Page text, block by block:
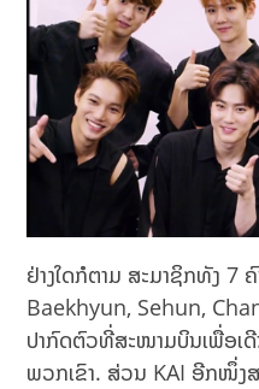
ຢ່າງໃດກໍຕາມ ສະມາຊິກທັງ 7
Baekhyun, Sehun,
ປາກົດຕົວທີ່ສະໜາມບິນເພື່ອເດີ
ພວກເຂົາ. ສ່ວນ KAI ອີກໜຶ່ງ